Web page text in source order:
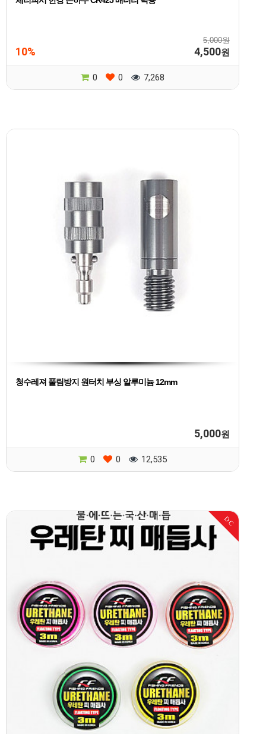
5,000원
10% 4,500원
0 0 7,268
청수레져 풀림방지 원터치 부싱 알루미늄 12mm
5,000원
0 0 12,535
DC